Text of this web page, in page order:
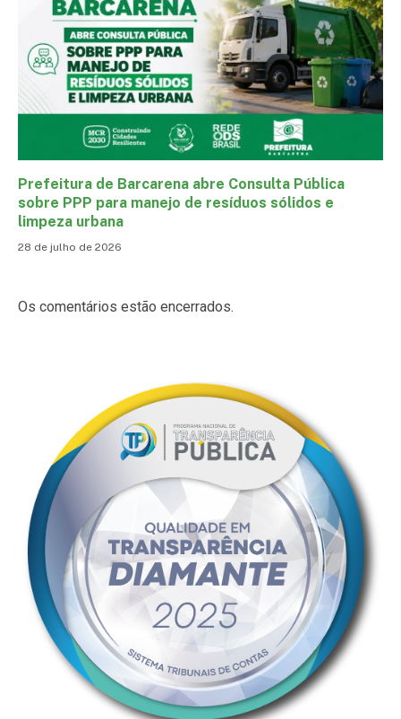
Prefeitura de Barcarena abre Consulta Pública
sobre PPP para manejo de resíduos sólidos e
limpeza urbana
28 de julho de 2026
Os comentários estão encerrados.